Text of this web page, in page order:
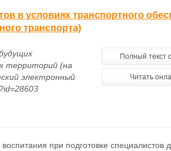
в условиях транспортного
транспорта)
территорий (на
электронный
Полный текст
Читать
при подготовке специалистов